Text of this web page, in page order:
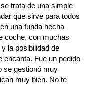
trata de una simple
que sirve para todos
una funda hecha
coche, con muchas
la posibilidad de
encanta. Fue un pedido
se gestionó muy
muy bien. No te